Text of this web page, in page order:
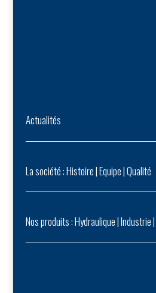
Actualités
La société :Histoire|Equipe|Qualité
Nos produits :Hydraulique|Industrie|